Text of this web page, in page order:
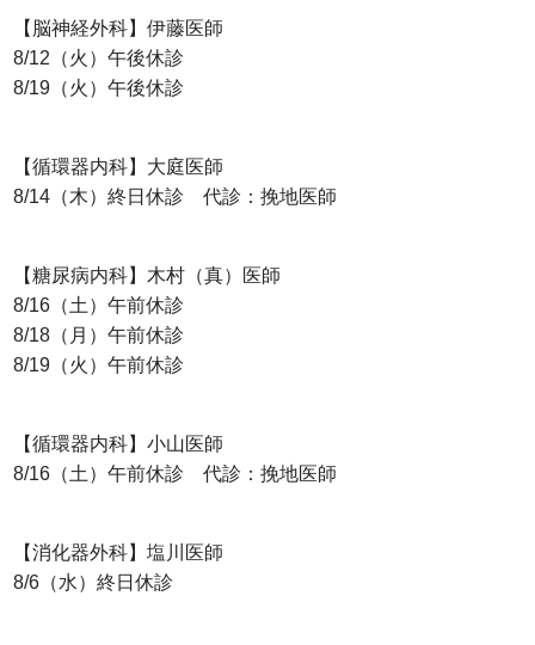
【脳神経外科】伊藤医師
8/12（火）午後休診
8/19（火）午後休診
【循環器内科】大庭医師
8/14（木）終日休診 代診：挽地医師
【糖尿病内科】木村（真）医師
8/16（土）午前休診
8/18（月）午前休診
8/19（火）午前休診
【循環器内科】小山医師
8/16（土）午前休診 代診：挽地医師
【消化器外科】塩川医師
8/6（水）終日休診